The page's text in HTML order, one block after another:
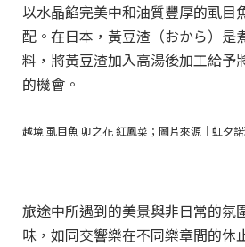
以水晶餡完美中和油質豐厚的虱目
配。在日本，黃豆渣（おから）是
料，將黃豆渣加入高湯後加工給予
的機會。
越境 虱目魚 卯之花 紅鳳菜；圖片來源｜虹夕
旅途中所遇到的美景與非日常的氛
味，如同交響樂在不同樂章間的休